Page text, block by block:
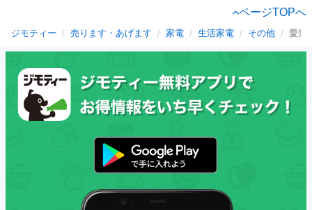
ページTOPへ
ジモティー 売ります・あげます 家電 生活家電 その他 愛知